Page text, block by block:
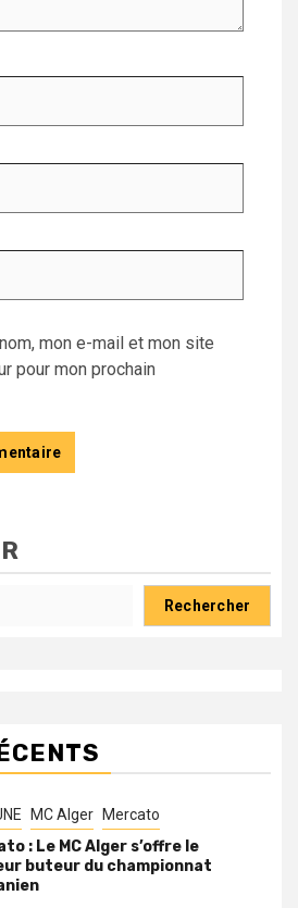
mon e-mail et mon site
pour mon prochain
Rechercher
MC Alger Mercato
: Le MC Alger s’offre le
buteur du championnat